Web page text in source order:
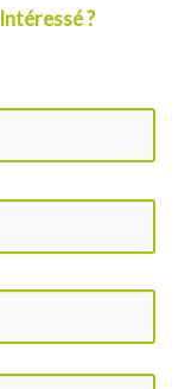
Intéressé ?